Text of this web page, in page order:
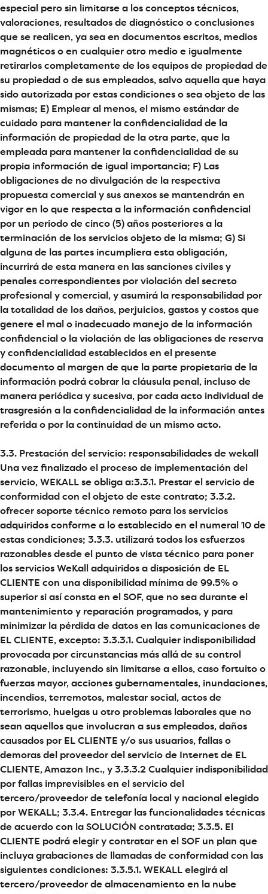
especial pero sin limitarse a los conceptos técnicos,
valoraciones, resultados de diagnóstico o conclusiones
que se realicen, ya sea en documentos escritos, medios
magnéticos o en cualquier otro medio e igualmente
retirarlos completamente de los equipos de propiedad de
su propiedad o de sus empleados, salvo aquella que haya
sido autorizada por estas condiciones o sea objeto de las
mismas; E) Emplear al menos, el mismo estándar de
cuidado para mantener la confidencialidad de la
información de propiedad de la otra parte, que la
empleada para mantener la confidencialidad de su
propia información de igual importancia; F) Las
obligaciones de no divulgación de la respectiva
propuesta comercial y sus anexos se mantendrán en
vigor en lo que respecta a la información confidencial
por un periodo de cinco (5) años posteriores a la
terminación de los servicios objeto de la misma; G) Si
alguna de las partes incumpliera esta obligación,
incurrirá de esta manera en las sanciones civiles y
penales correspondientes por violación del secreto
profesional y comercial, y asumirá la responsabilidad por
la totalidad de los daños, perjuicios, gastos y costos que
genere el mal o inadecuado manejo de la información
confidencial o la violación de las obligaciones de reserva
y confidencialidad establecidos en el presente
documento al margen de que la parte propietaria de la
información podrá cobrar la cláusula penal, incluso de
manera periódica y sucesiva, por cada acto individual de
trasgresión a la confidencialidad de la información antes
referida o por la continuidad de un mismo acto.
3.3. Prestación del servicio: responsabilidades de wekall
Una vez finalizado el proceso de implementación del
servicio, WEKALL se obliga a:3.3.1. Prestar el servicio de
conformidad con el objeto de este contrato; 3.3.2.
ofrecer soporte técnico remoto para los servicios
adquiridos conforme a lo establecido en el numeral 10 de
estas condiciones; 3.3.3. utilizará todos los esfuerzos
razonables desde el punto de vista técnico para poner
los servicios WeKall adquiridos a disposición de EL
CLIENTE con una disponibilidad mínima de 99.5% o
superior si así consta en el SOF, que no sea durante el
mantenimiento y reparación programados, y para
minimizar la pérdida de datos en las comunicaciones de
EL CLIENTE, excepto: 3.3.3.1. Cualquier indisponibilidad
provocada por circunstancias más allá de su control
razonable, incluyendo sin limitarse a ellos, caso fortuito o
fuerzas mayor, acciones gubernamentales, inundaciones,
incendios, terremotos, malestar social, actos de
terrorismo, huelgas u otro problemas laborales que no
sean aquellos que involucran a sus empleados, daños
causados por EL CLIENTE y/o sus usuarios, fallas o
demoras del proveedor del servicio de Internet de EL
CLIENTE, Amazon Inc., y 3.3.3.2 Cualquier indisponibilidad
por fallas imprevisibles en el servicio del
tercero/proveedor de telefonía local y nacional elegido
por WEKALL; 3.3.4. Entregar las funcionalidades técnicas
de acuerdo con la SOLUCIÓN contratada; 3.3.5. El
CLIENTE podrá elegir y contratar en el SOF un plan que
incluya grabaciones de llamadas de conformidad con las
siguientes condiciones: 3.3.5.1. WEKALL elegirá al
tercero/proveedor de almacenamiento en la nube